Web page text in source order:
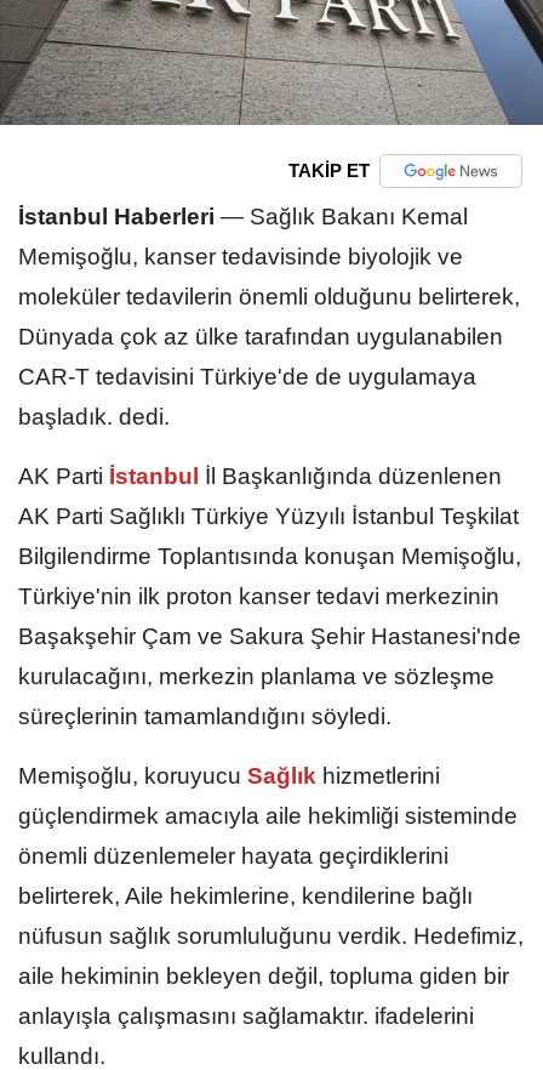
TAKİP ET
İstanbul Haberleri — Sağlık Bakanı Kemal
Memişoğlu, kanser tedavisinde biyolojik ve
moleküler tedavilerin önemli olduğunu belirterek,
Dünyada çok az ülke tarafından uygulanabilen
CAR-T tedavisini Türkiye'de de uygulamaya
başladık. dedi.
AK Parti İstanbul İl Başkanlığında düzenlenen
AK Parti Sağlıklı Türkiye Yüzyılı İstanbul Teşkilat
Bilgilendirme Toplantısında konuşan Memişoğlu,
Türkiye'nin ilk proton kanser tedavi merkezinin
Başakşehir Çam ve Sakura Şehir Hastanesi'nde
kurulacağını, merkezin planlama ve sözleşme
süreçlerinin tamamlandığını söyledi.
Memişoğlu, koruyucu Sağlık hizmetlerini
güçlendirmek amacıyla aile hekimliği sisteminde
önemli düzenlemeler hayata geçirdiklerini
belirterek, Aile hekimlerine, kendilerine bağlı
nüfusun sağlık sorumluluğunu verdik. Hedefimiz,
aile hekiminin bekleyen değil, topluma giden bir
anlayışla çalışmasını sağlamaktır. ifadelerini
kullandı.